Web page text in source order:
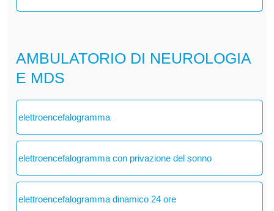
AMBULATORIO DI NEUROLOGIA
E MDS
elettroencefalogramma
elettroencefalogramma con privazione del sonno
elettroencefalogramma dinamico 24 ore